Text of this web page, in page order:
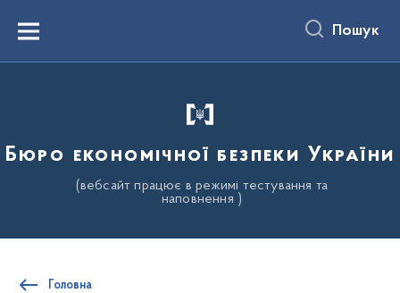
вмістуMenu Пошук
Бюро економічної безпеки України
(вебсайт працює в режимі тестування та
наповнення )
Головна